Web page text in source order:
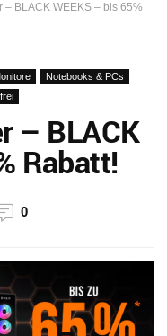
– BLACK WEEKS – bis 65%
Notebooks & PCs
– BLACK
Rabatt!
0